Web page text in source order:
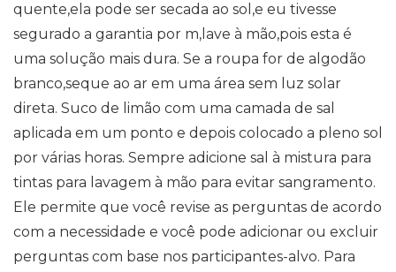
quente,ela pode ser secada ao sol,e eu tivesse
segurado a garantia por m,lave à mão,pois esta é
uma solução mais dura. Se a roupa for de algodão
branco,seque ao ar em uma área sem luz solar
direta. Suco de limão com uma camada de sal
aplicada em um ponto e depois colocado a pleno sol
por várias horas. Sempre adicione sal à mistura para
tintas para lavagem à mão para evitar sangramento.
Ele permite que você revise as perguntas de acordo
com a necessidade e você pode adicionar ou excluir
perguntas com base nos participantes-alvo. Para